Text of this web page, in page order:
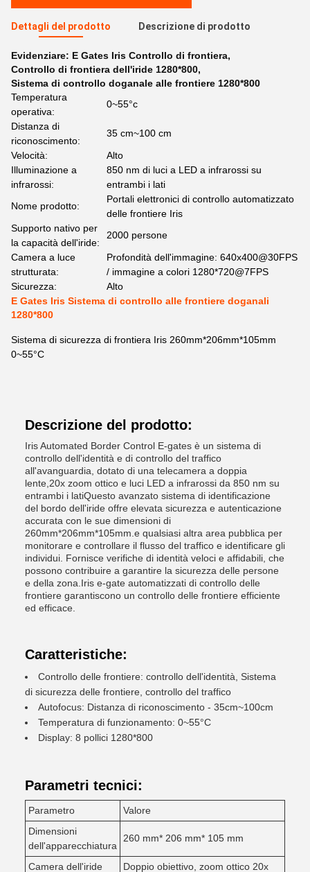
Dettagli del prodotto Descrizione di prodotto
Evidenziare: E Gates Iris Controllo di frontiera,
Controllo di frontiera dell'iride 1280*800,
Sistema di controllo doganale alle frontiere 1280*800
Temperatura
operativa:
0~55°c
Distanza di
riconoscimento:
35 cm~100 cm
Velocità:
Alto
Illuminazione a
infrarossi:
850 nm di luci a LED a infrarossi su
entrambi i lati
Nome prodotto:
Portali elettronici di controllo automatizzato
delle frontiere Iris
Supporto nativo per
la capacità dell'iride:
2000 persone
Camera a luce
strutturata:
Profondità dell'immagine: 640x400@30FPS
/ immagine a colori 1280*720@7FPS
Sicurezza:
Alto
E Gates Iris Sistema di controllo alle frontiere doganali
1280*800
Sistema di sicurezza di frontiera Iris 260mm*206mm*105mm
0~55°C
Descrizione del prodotto:
Iris Automated Border Control E-gates è un sistema di
controllo dell'identità e di controllo del traffico
all'avanguardia, dotato di una telecamera a doppia
lente,20x zoom ottico e luci LED a infrarossi da 850 nm su
entrambi i latiQuesto avanzato sistema di identificazione
del bordo dell'iride offre elevata sicurezza e autenticazione
accurata con le sue dimensioni di
260mm*206mm*105mm.e qualsiasi altra area pubblica per
monitorare e controllare il flusso del traffico e identificare gli
individui. Fornisce verifiche di identità veloci e affidabili, che
possono contribuire a garantire la sicurezza delle persone
e della zona.Iris e-gate automatizzati di controllo delle
frontiere garantiscono un controllo delle frontiere efficiente
ed efficace.
Caratteristiche:
Controllo delle frontiere: controllo dell'identità, Sistema
di sicurezza delle frontiere, controllo del traffico
Autofocus: Distanza di riconoscimento - 35cm~100cm
Temperatura di funzionamento: 0~55°C
Display: 8 pollici 1280*800
Parametri tecnici:
Parametro
Valore
Dimensioni
dell'apparecchiatura
260 mm* 206 mm* 105 mm
Camera dell'iride Doppio obiettivo, zoom ottico 20x